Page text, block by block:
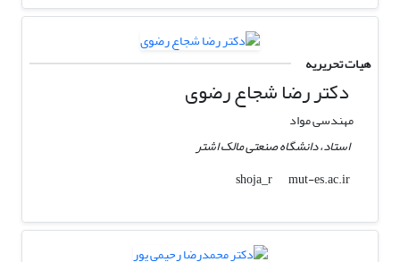
هیات تحریریه
دکتر رضا شجاع رضوی
مهندسی مواد
استاد، دانشگاه صنعتی مالک اشتر
shoja_r
mut-es.ac.ir